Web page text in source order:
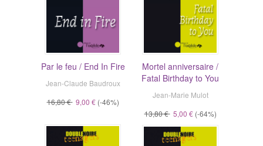
Par le feu / End In Fire
Jean-Claude Baudroux
16,80 € 9,00 € (-46%)
Mortel anniversaire /
Fatal Birthday to You
Jean-Marie Mulot
13,80 € 5,00 € (-64%)